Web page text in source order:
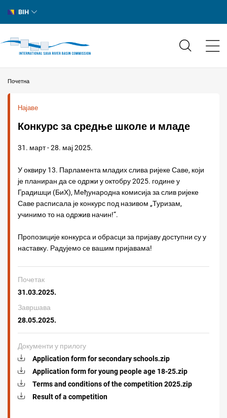
BIH
Почетна
Најаве
Конкурс за средње школе и младе
31. март - 28. мај 2025.
У оквиру 13. Парламента младих слива ријеке Саве, који
је планиран да се одржи у октобру 2025. године у
Градишци (БиХ), Међународна комисија за слив ријеке
Саве расписала је конкурс под називом „Туризам,
учинимо то на одржив начин!“.
Пропозиције конкурса и обрасци за пријаву доступни су у
наставку. Радујемо се вашим пријавама!
Почетак
31.03.2025.
Завршава
28.05.2025.
Документи у прилогу
Application form for secondary schools.zip
Application form for young people age 18-25.zip
Terms and conditions of the competition 2025.zip
Result of a competition